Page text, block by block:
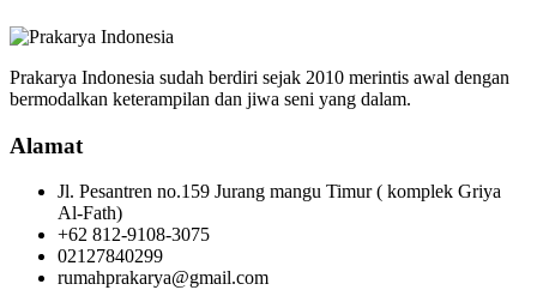
Prakarya Indonesia sudah berdiri sejak 2010 merintis awal dengan
bermodalkan keterampilan dan jiwa seni yang dalam.
Alamat
Jl. Pesantren no.159 Jurang mangu Timur ( komplek Griya
Al-Fath)
+62 812-9108-3075
02127840299
rumahprakarya@gmail.com